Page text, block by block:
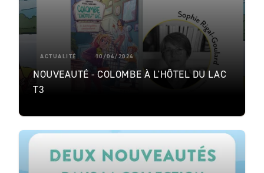
ACTUALITÉ 10/04/2024
NOUVEAUTÉ - COLOMBE À L'HÔTEL DU LAC
T3